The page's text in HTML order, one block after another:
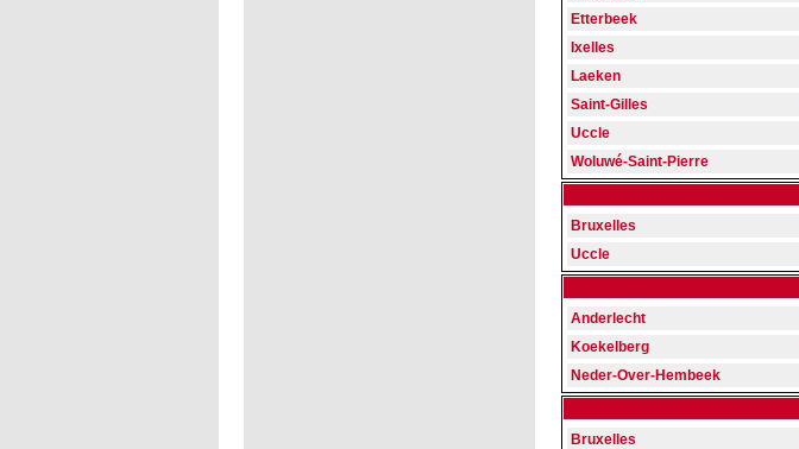
Etterbeek
Ixelles
Laeken
Saint-Gilles
Uccle
Woluwé-Saint-Pierre
Bruxelles
Uccle
Anderlecht
Koekelberg
Neder-Over-Hembeek
Bruxelles